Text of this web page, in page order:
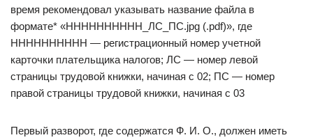
время рекомендовал указывать название файла в
формате* «НННННННННН_ЛС_ПС.jpg (.pdf)», где
НННННННННН — регистрационный номер учетной
карточки плательщика налогов; ЛС — номер левой
страницы трудовой книжки, начиная с 02; ПС — номер
правой страницы трудовой книжки, начиная с 03
Первый разворот, где содержатся Ф. И. О., должен иметь